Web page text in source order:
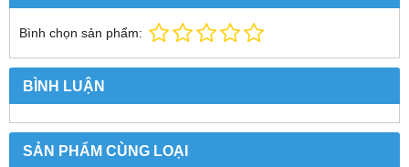
Bình chọn sản phẩm:
BÌNH LUẬN
SẢN PHẨM CÙNG LOẠI